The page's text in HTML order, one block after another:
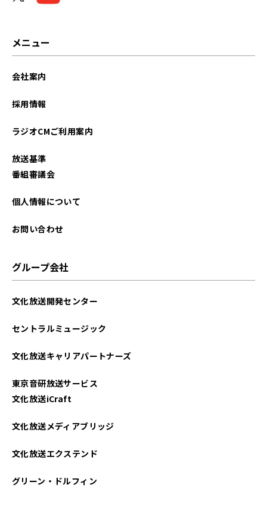
メニュー
会社案内
採用情報
ラジオCMご利用案内
放送基準
番組審議会
個人情報について
お問い合わせ
グループ会社
文化放送開発センター
セントラルミュージック
文化放送キャリアパートナーズ
東京音研放送サービス
文化放送iCraft
文化放送メディアブリッジ
文化放送エクステンド
グリーン・ドルフィン